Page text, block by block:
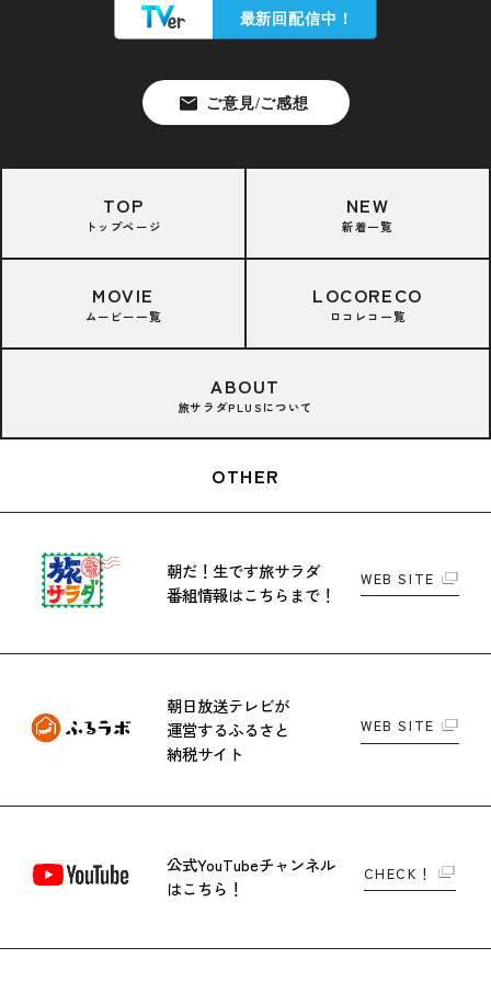
TOP
トップページ
NEW
新着一覧
MOVIE
ムービー一覧
LOCORECO
ロコレコ一覧
ABOUT
旅サラダPLUSについて
OTHER
朝だ！生です旅サラダ
番組情報はこちらまで！
WEB SITE
朝日放送テレビが
運営するふるさと
納税サイト
WEB SITE
公式YouTubeチャンネル
はこちら！
CHECK！